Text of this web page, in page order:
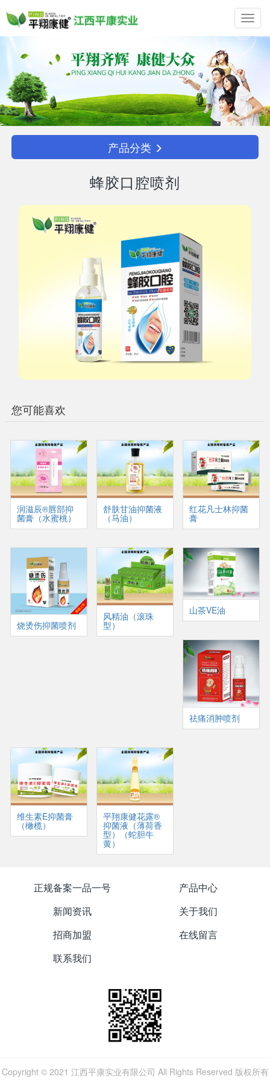
产品分类
蜂胶口腔喷剂
您可能喜欢
润滋辰®唇部抑
菌膏（水蜜桃）
舒肤甘油抑菌液
（马油）
红花凡士林抑菌
膏
烧烫伤抑菌喷剂
风精油（滚珠
型）
山茶VE油
祛痛消肿喷剂
维生素E抑菌膏
（橄榄）
平翔康健花露®
抑菌液（薄荷香
型）（蛇胆牛
黄）
正规备案一品一号
产品中心
新闻资讯
关于我们
招商加盟
在线留言
联系我们
Copyright © 2021 江西平康实业有限公司 All Rights Reserved 版权所有